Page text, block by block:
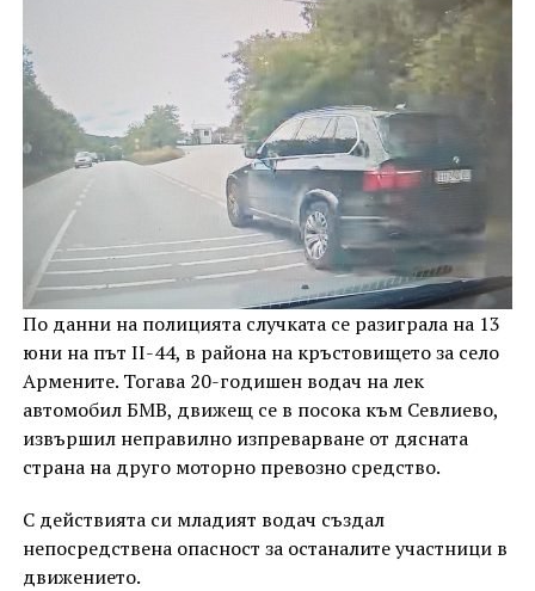
По данни на полицията случката се разиграла на 13
юни на път II-44, в района на кръстовището за село
Армените. Тогава 20-годишен водач на лек
автомобил БМВ, движещ се в посока към Севлиево,
извършил неправилно изпреварване от дясната
страна на друго моторно превозно средство.
С действията си младият водач създал
непосредствена опасност за останалите участници в
движението.